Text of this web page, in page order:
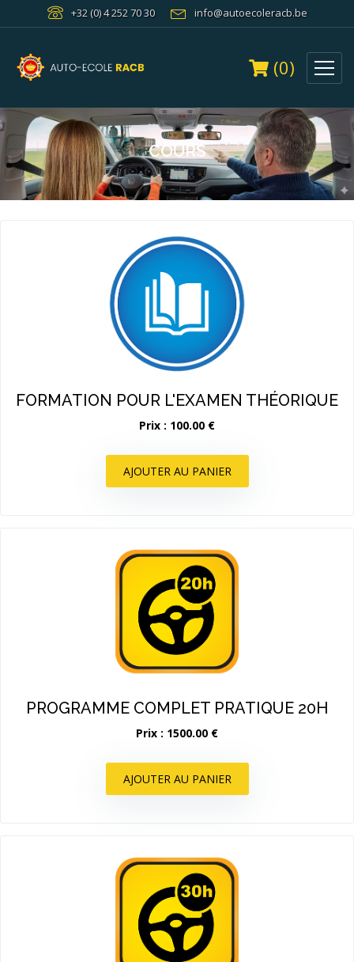
+32 (0) 4 252 70 30 info@autoecoleracb.be
(0)
COURS
FORMATION POUR L'EXAMEN THÉORIQUE
Prix : 100.00 €
AJOUTER AU PANIER
PROGRAMME COMPLET PRATIQUE 20H
Prix : 1500.00 €
AJOUTER AU PANIER